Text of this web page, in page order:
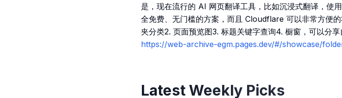
是，现在流行的 AI 网页翻译工具，比如沉浸式翻译，
全免费、无门槛的方案，而且 Cloudflare 可以非常方便
夹分类2. 页面预览图3. 标题关键字查询4. 橱窗，可以分
https://web-archive-egm.pages.dev/#/showcase/
Latest Weekly Picks